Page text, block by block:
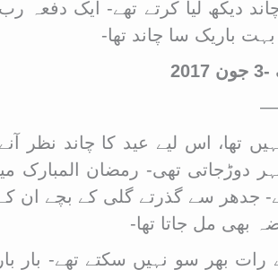
دیکھ لیا کرتے تھے- ایک دفعہ
باریک سا چاند تھا-
-3 جون 2017
تھا، اس لیے عید کا چاند نظر
تھی- رمضان المبارک
جدھر سے گذرتے گلی کے بچے ان
بھی مل جاتا تھا-
بھر سو نہیں سکتے تھے- بار